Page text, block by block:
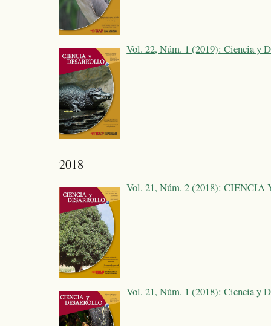
Vol. 22, Núm. 1 (2019): Ciencia y
2018
Vol. 21, Núm. 2 (2018): CIENCIA
Vol. 21, Núm. 1 (2018): Ciencia y